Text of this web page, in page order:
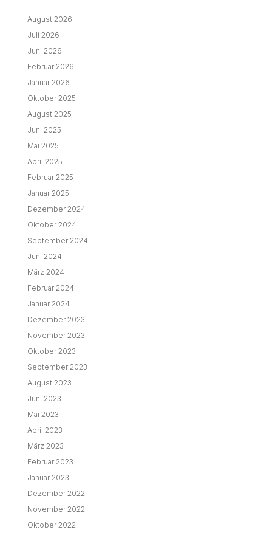
August 2026
Juli 2026
Juni 2026
Februar 2026
Januar 2026
Oktober 2025
August 2025
Juni 2025
Mai 2025
April 2025
Februar 2025
Januar 2025
Dezember 2024
Oktober 2024
September 2024
Juni 2024
März 2024
Februar 2024
Januar 2024
Dezember 2023
November 2023
Oktober 2023
September 2023
August 2023
Juni 2023
Mai 2023
April 2023
März 2023
Februar 2023
Januar 2023
Dezember 2022
November 2022
Oktober 2022